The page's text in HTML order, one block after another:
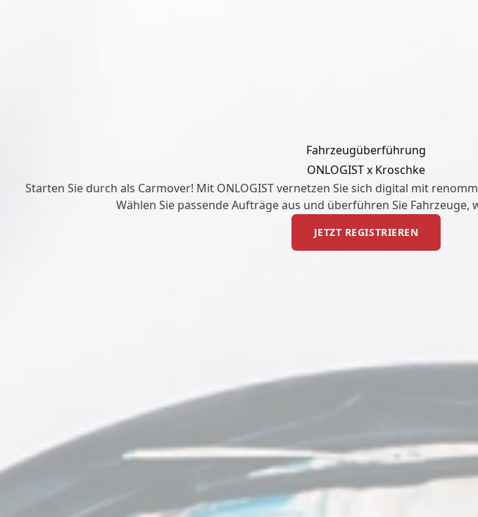
Fahrzeugüberführung
ONLOGIST x Kroschke
Starten Sie durch als Carmover! Mit ONLOGIST vernetzen Sie sich digital mit
Wählen Sie passende Aufträge aus und überführen Sie Fahrzeuge,
JETZT REGISTRIEREN